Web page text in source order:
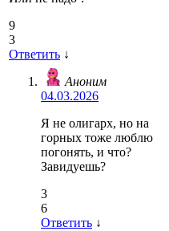
9
3
Ответить ↓
Аноним
04.03.2026
Я не олигарх, но на
горных тоже люблю
погонять, и что?
Завидуешь?
3
6
Ответить ↓